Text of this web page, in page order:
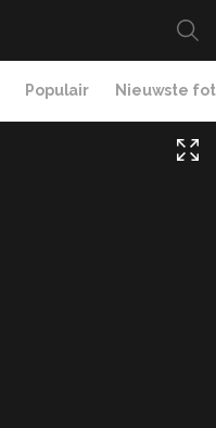
Populair Nieuwste